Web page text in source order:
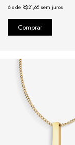
6 xde R$21,65 sem juros